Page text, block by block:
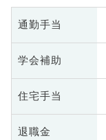
通勤手当
学会補助
住宅手当
退職金